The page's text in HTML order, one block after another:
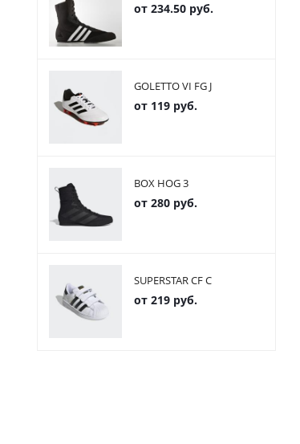
от 234.50 руб.
GOLETTO VI FG J
от 119 руб.
BOX HOG 3
от 280 руб.
SUPERSTAR CF C
от 219 руб.